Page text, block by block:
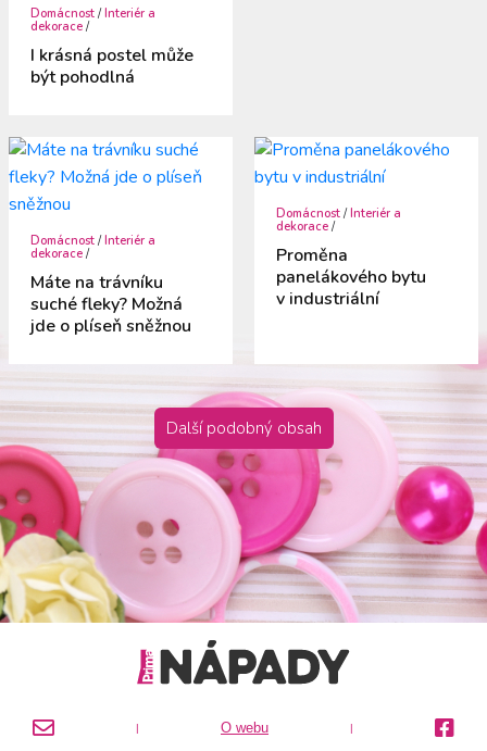
Domácnost /Interiér a
dekorace /
I krásná postel může
být pohodlná
Domácnost /Interiér a
dekorace /
Máte na trávníku
suché fleky? Možná
jde o plíseň sněžnou
Domácnost /Interiér a
dekorace /
Proměna
panelákového bytu
v industriální
Další podobný obsah
| O webu |